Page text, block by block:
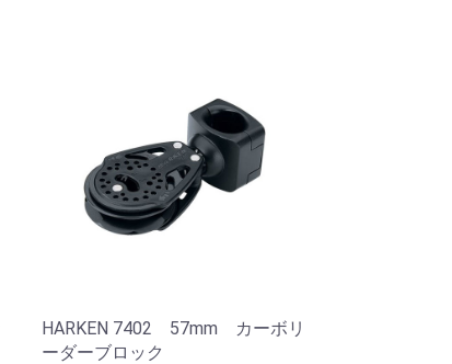
HARKEN 7402 57mm カーボリ
ーダーブロック